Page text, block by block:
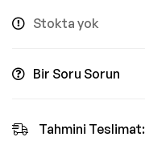
Stokta yok
Bir Soru Sorun
Tahmini Teslimat: